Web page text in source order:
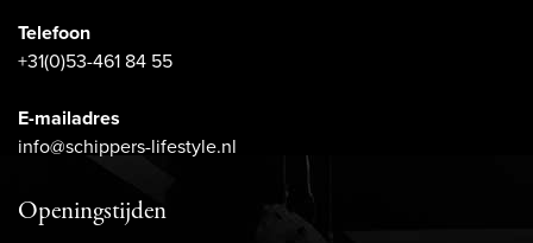
Telefoon
+31(0)53-461 84 55
E-mailadres
info@schippers-lifestyle.nl
Openingstijden